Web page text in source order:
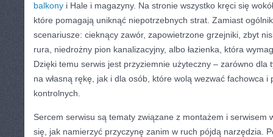
balkony i Hale i magazyny. Na stronie wszystko kręci się
które pomagają uniknąć niepotrzebnych strat. Zamiast
scenariusze: cieknący zawór, zapowietrzone grzejniki, zbyt
rura, niedrożny pion kanalizacyjny, albo łazienka, która
Dzięki temu serwis jest przyziemnie użyteczny – zarówno dla
na własną rękę, jak i dla osób, które wolą wezwać fachowca i
kontrolnych.
Sercem serwisu są tematy związane z montażem i serwisem
się, jak namierzyć przyczynę zanim w ruch pójdą narzędzia.